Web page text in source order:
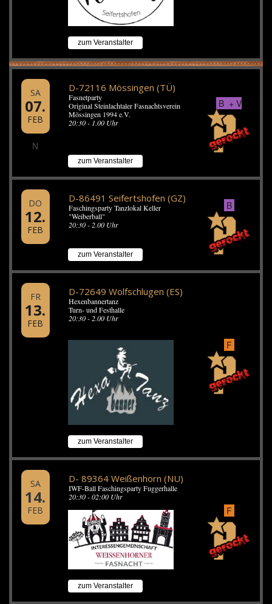
zum Veranstalter
SA
07.
FEB
N
D-72116 Mössingen (TÜ)
Fasnetparty
Original Steinlachtaler Fasnachtsverein
Mössingen 1994 e.V.
20:30 - 1.00 Uhr
zum Veranstalter
B + V
DO
12.
FEB
D-86491 Seifertshofen (GZ)
Faschingsparty Tanzlokal Keller
"Weiberball"
20:30 - 2.00 Uhr
zum Veranstalter
B
FR
13.
FEB
D-72649 Wolfschlugen (ES)
Hexenbannertanz
Turn- und Festhalle
20:30 - 2.00 Uhr
zum Veranstalter
F
SA
14.
FEB
D- 89364 Weißenhorn (NU)
IWF-Ball Faschingsparty Fuggerhalle
20:30 - 02:00 Uhr
zum Veranstalter
F